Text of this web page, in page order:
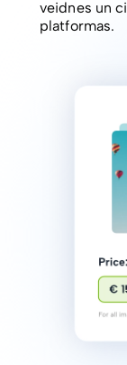
veidnes un
platformas.